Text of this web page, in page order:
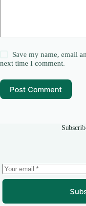
Save my name, email
next time I comment.
Post Comment